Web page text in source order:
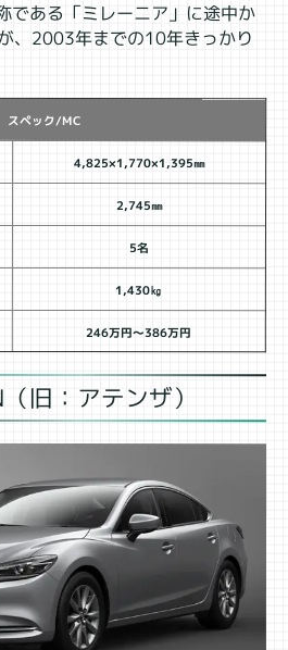
である「ミレーニア」に途中か
、2003年までの10年きっかり
スペック/MC
4,825×1,770×1,395㎜
2,745㎜
5名
1,430㎏
246万円～386万円
旧：アテンザ）